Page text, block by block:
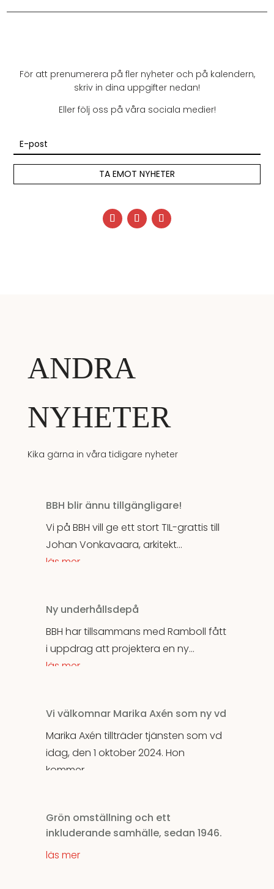
För att prenumerera på fler nyheter och på kalendern,
skriv in dina uppgifter nedan!
Eller följ oss på våra sociala medier!
TA EMOT NYHETER
ANDRA
NYHETER
Kika gärna in våra tidigare nyheter
BBH blir ännu tillgängligare!
Vi på BBH vill ge ett stort TIL-grattis till
Johan Vonkavaara, arkitekt...
läs mer
Ny underhållsdepå
BBH har tillsammans med Ramboll fått
i uppdrag att projektera en ny...
läs mer
Vi välkomnar Marika Axén som ny vd
Marika Axén tillträder tjänsten som vd
idag, den 1 oktober 2024. Hon
kommer...
Grön omställning och ett
inkluderande samhälle, sedan 1946.
läs mer